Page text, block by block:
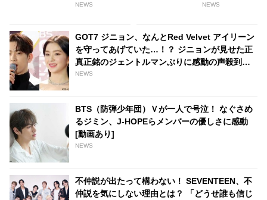
NEWS NEWS
GOT7 ジニョン、なんとRed Velvet アイリーン
を守ってあげていた…！？ ジニョンが見せた正
真正銘のジェントルマンぶりに感動の声殺到…
自然な気遣いと素晴らしい機転に脱帽
NEWS
BTS（防弾少年団）Ｖが一人で号泣！ なぐさめ
るジミン、J-HOPEらメンバーの優しさに感動
[動画あり]
NEWS
不仲説が出たって構わない！ SEVENTEEN、不
仲説を気にしない理由とは？ 「どうせ誰も信じ